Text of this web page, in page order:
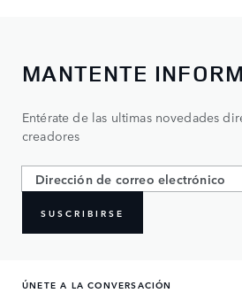
MANTENTE
Entérate de las ultimas novedades
creadores
SUSCRIBIRSE
ÚNETE A LA CONVERSACIÓN